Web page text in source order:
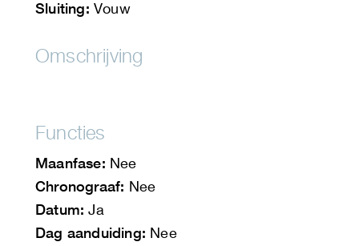
Sluiting: Vouw
Omschrijving
Functies
Maanfase: Nee
Chronograaf: Nee
Datum: Ja
Dag aanduiding: Nee